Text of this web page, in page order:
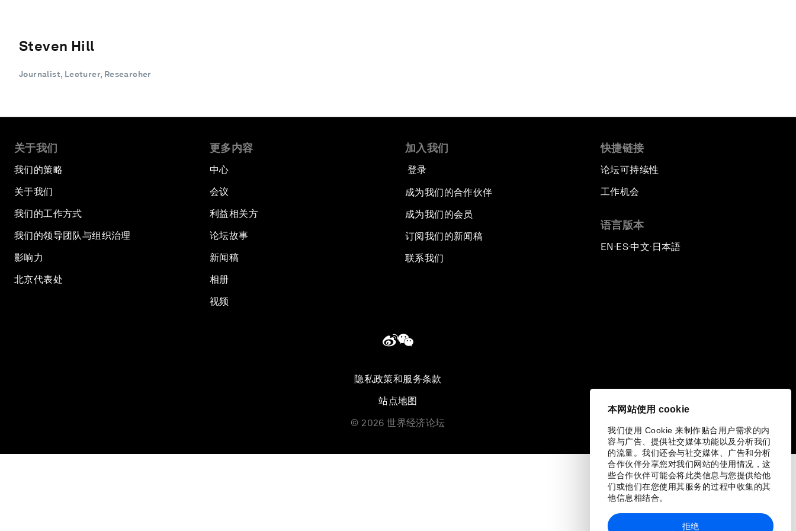
本网站使用 cookie
我们使用 Cookie 来制作贴合用户需求的内
容与广告、提供社交媒体功能以及分析我们
的流量。我们还会与社交媒体、广告和分析
合作伙伴分享您对我们网站的使用情况，这
些合作伙伴可能会将此类信息与您提供给他
们或他们在您使用其服务的过程中收集的其
他信息相结合。
拒绝
Steven Hill
Journalist, Lecturer, Researcher
关于我们
我们的策略
关于我们
我们的工作方式
我们的领导团队与组织治理
影响力
北京代表处
更多内容
中心
会议
利益相关方
论坛故事
新闻稿
相册
视频
加入我们
登录
成为我们的合作伙伴
成为我们的会员
订阅我们的新闻稿
联系我们
快捷链接
论坛可持续性
工作机会
语言版本
EN ▪ES▪中文▪ 日本語
隐私政策和服务条款
站点地图
© 2026 世界经济论坛